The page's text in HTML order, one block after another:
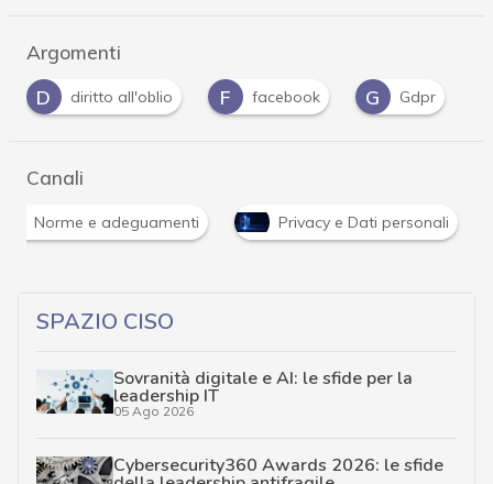
Argomenti
F
facebook Gdpr I Intelligenza Artificiale
Canali
Norme e adeguamenti Privacy e Dati personali
SPAZIO CISO
Sovranità digitale e AI: le sfide per la
leadership IT
05 Ago 2026
Cybersecurity360 Awards 2026: le sfide